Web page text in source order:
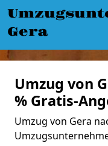
Gera
Umzug von
% Gratis-
Umzug von Gera